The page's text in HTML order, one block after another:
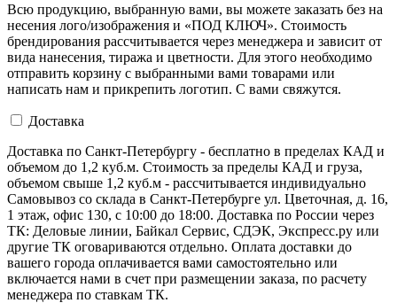
Всю продукцию, выбранную вами, вы можете заказать без на
несения лого/изображения и «ПОД КЛЮЧ». Стоимость
брендирования рассчитывается через менеджера и зависит от
вида нанесения, тиража и цветности. Для этого необходимо
отправить корзину с выбранными вами товарами или
написать нам и прикрепить логотип. С вами свяжутся.
Доставка
Доставка по Санкт-Петербургу - бесплатно в пределах КАД и
объемом до 1,2 куб.м. Стоимость за пределы КАД и груза,
объемом свыше 1,2 куб.м - рассчитывается индивидуально
Самовывоз со склада в Санкт-Петербурге ул. Цветочная, д. 16,
1 этаж, офис 130, с 10:00 до 18:00. Доставка по России через
ТК: Деловые линии, Байкал Сервис, СДЭК, Экспресс.ру или
другие ТК оговариваются отдельно. Оплата доставки до
вашего города оплачивается вами самостоятельно или
включается нами в счет при размещении заказа, по расчету
менеджера по ставкам ТК.